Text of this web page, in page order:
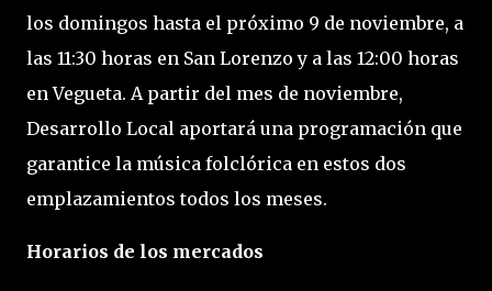
los domingos hasta el próximo 9 de noviembre, a
las 11:30 horas en San Lorenzo y a las 12:00 horas
en Vegueta. A partir del mes de noviembre,
Desarrollo Local aportará una programación que
garantice la música folclórica en estos dos
emplazamientos todos los meses.
Horarios de los mercados